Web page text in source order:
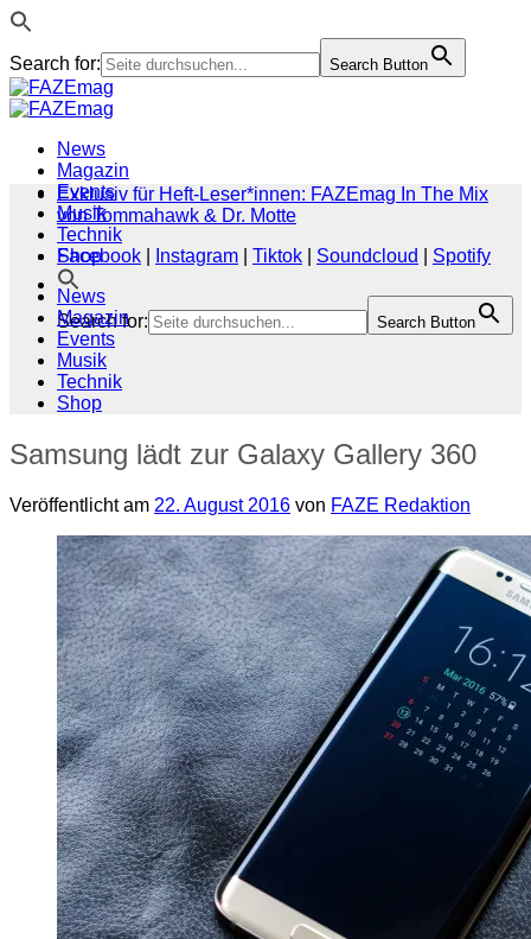
Search for: Search Button
Zum
Inhalt
News
Magazin
Events
Musik
Technik
Shop
Search for: Search Button
Exklusiv für Heft-Leser*innen: FAZEmag In The Mix
von Tommahawk & Dr. Motte
Facebook
Instagram Tiktok Soundcloud
Spotify
News
Magazin
Events
Musik
Technik
Shop
Samsung lädt zur Galaxy Gallery 360
Veröffentlicht am 22. August 2016 von FAZE Redaktion